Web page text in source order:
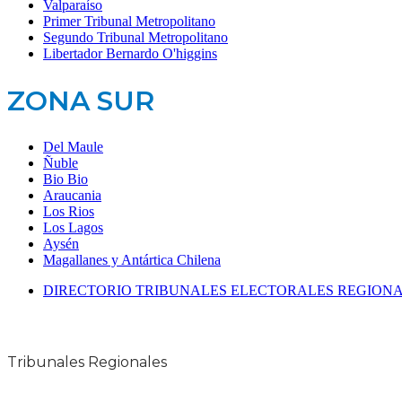
Valparaíso
Primer Tribunal Metropolitano
Segundo Tribunal Metropolitano
Libertador Bernardo O'higgins
ZONA SUR
Del Maule
Ñuble
Bio Bio
Araucania
Los Rios
Los Lagos
Aysén
Magallanes y Antártica Chilena
DIRECTORIO TRIBUNALES ELECTORALES
Tribunales Regionales